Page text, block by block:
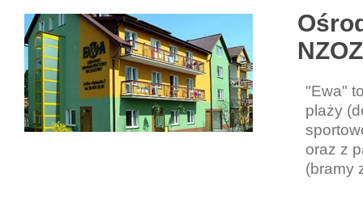
"Ewa"
plaży
oraz z
(bramy